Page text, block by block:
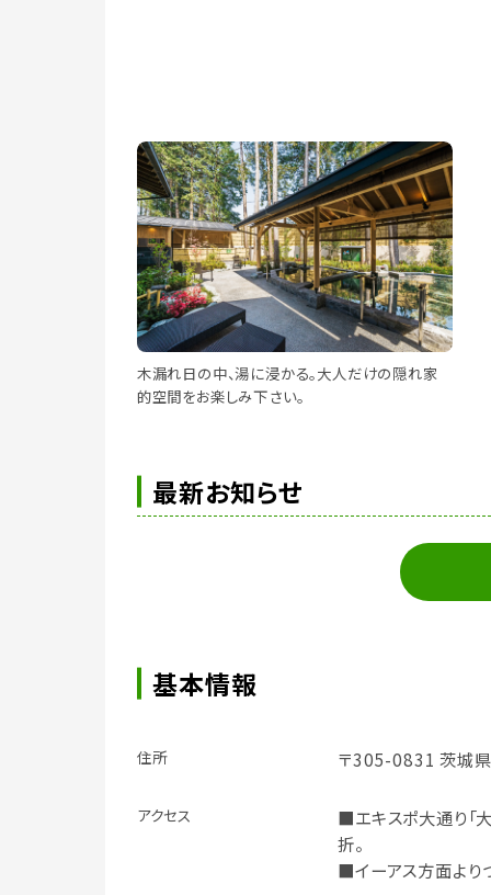
木漏れ日の中、湯に浸かる。大人だけの隠れ家
的空間をお楽しみ下さい。
最新お知らせ
基本情報
住所 〒305-0831 茨城
アクセス
■エキスポ大通り「
折。
■イーアス方面より